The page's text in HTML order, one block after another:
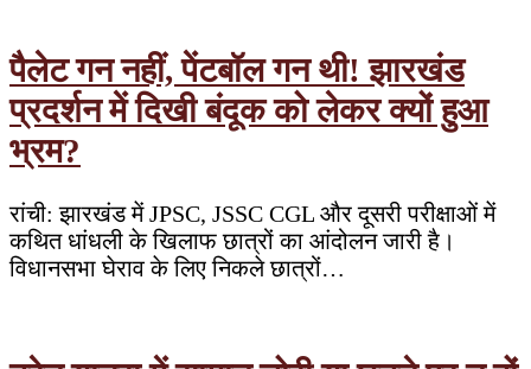
पैलेट गन नहीं, पेंटबॉल गन थी! झारखंड
प्रदर्शन में दिखी बंदूक को लेकर क्यों हुआ
भ्रम?
रांची: झारखंड में JPSC, JSSC CGL और दूसरी परीक्षाओं में
कथित धांधली के खिलाफ छात्रों का आंदोलन जारी है।
विधानसभा घेराव के लिए निकले छात्रों…